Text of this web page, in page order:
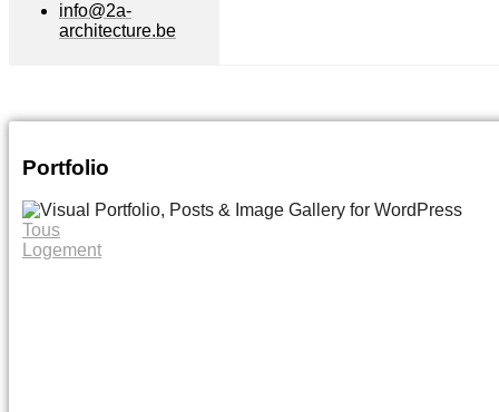
info@2a-
architecture.be
Portfolio
Tous
Logement